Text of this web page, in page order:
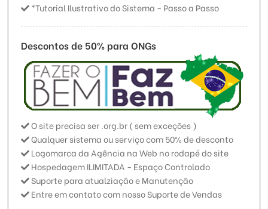
*Tutorial Ilustrativo do Sistema - Passo a Passo
Descontos de 50% para ONGs
O site precisa ser .org.br ( sem exceções )
Qualquer sistema ou serviço com 50% de desconto
Logomarca da Agência na Web no rodapé do site
Hospedagem ILIMITADA - Espaço Controlado
Suporte para atualziação e Manutenção
Entre em contato com nosso Suporte de Vendas